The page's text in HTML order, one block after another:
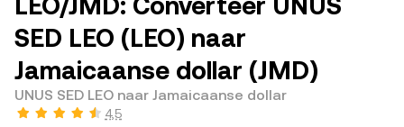
SED LEO (LEO) naar
Jamaicaanse dollar (JMD)
UNUS SED LEO naar Jamaicaanse dollar
4,5